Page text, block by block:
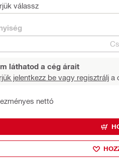
válassz
láthatod a cég árait
jelentkezz be vagy regisztrálj a
nettó